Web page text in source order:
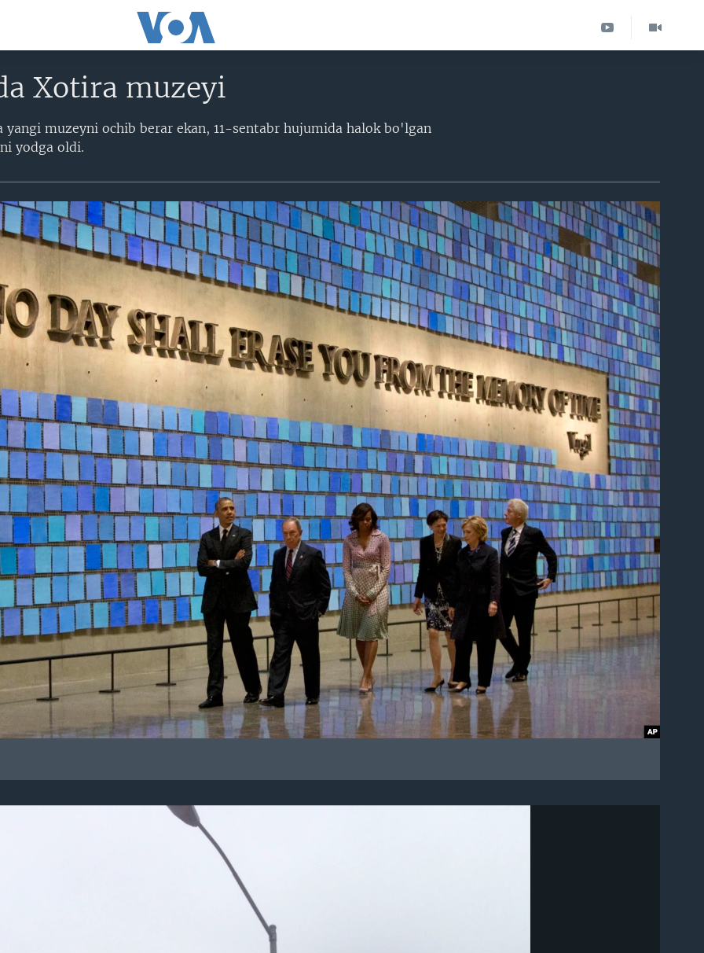
Xotira muzeyi
yangi muzeyni ochib berar ekan, 11-sentabr hujumida halok bo'lgan
yodga oldi.